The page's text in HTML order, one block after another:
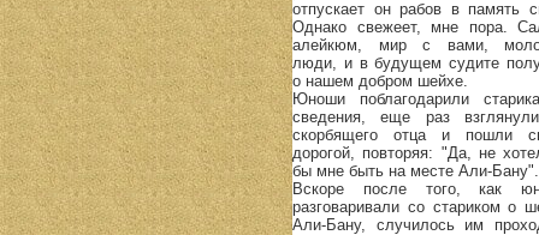
отпускает он рабов в память
Однако свежеет, мне пора.
алейкюм, мир с вами,
люди, и в будущем судите
о нашем добром шейхе.
Юноши поблагодарили
сведения, еще раз
скорбящего отца и пошли
дорогой, повторяя: "Да, не
бы мне быть на месте Али-Бану".
Вскоре после того, как
разговаривали со стариком о
Али-Бану, случилось им